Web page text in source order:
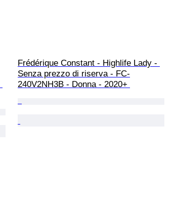
Frédérique Constant - Highlife Lady -
Senza prezzo di riserva - FC-
240V2NH3B - Donna - 2020+